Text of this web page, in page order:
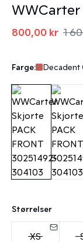
WWCarter
800,00 kr 1
Farge: Decadent
Størrelser
XS